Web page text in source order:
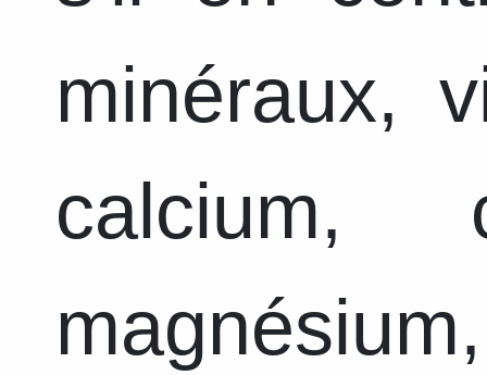
minéraux,
calcium,